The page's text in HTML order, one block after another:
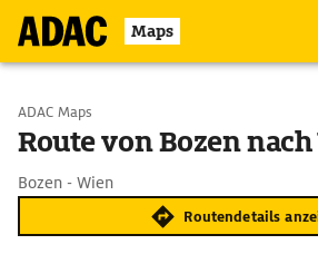
Maps
Start wählen
ADAC Maps
Route von Bozen
Bozen - Wien
Routendetails